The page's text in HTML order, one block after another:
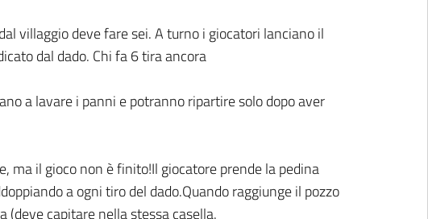
villaggio deve fare sei. A turno i giocatori lanciano il
dal dado. Chi fa 6 tira ancora
a lavare i panni e potranno ripartire solo dopo aver
ma il gioco non è finito!Il giocatore prende la pedina
a ogni tiro del dado.Quando raggiunge il pozzo
capitare nella stessa casella.